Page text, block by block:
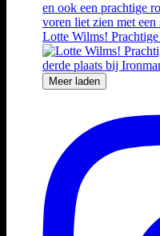
Lotte Wilms!
Meer laden